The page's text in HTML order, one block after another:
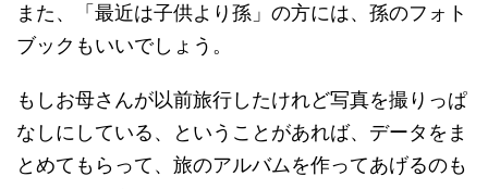
また、「最近は子供より孫」の方には、孫のフォト
ブックもいいでしょう。
もしお母さんが以前旅行したけれど写真を撮りっぱ
なしにしている、ということがあれば、データをま
とめてもらって、旅のアルバムを作ってあげるのも